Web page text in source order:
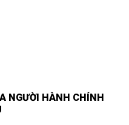
NGƯỜI HÀNH CHÍNH